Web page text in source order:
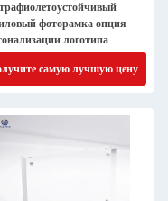
фоторамка опция
логотипа
самую лучшую цену